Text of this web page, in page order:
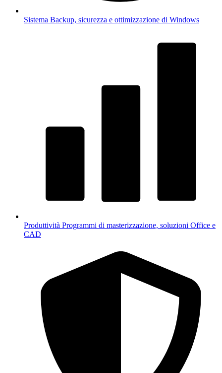
Sistema Backup, sicurezza e ottimizzazione di Windows
Produttività Programmi di masterizzazione, soluzioni Office e
CAD